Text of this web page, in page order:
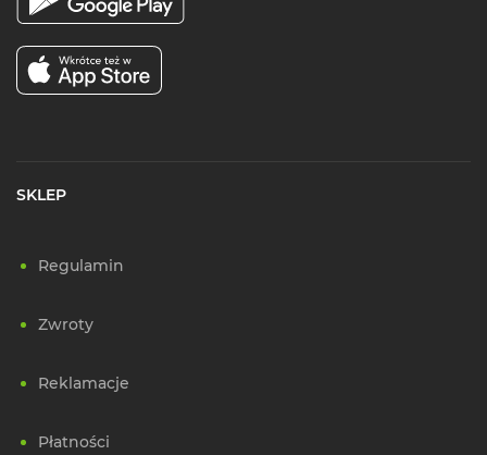
SKLEP
Regulamin
Zwroty
Reklamacje
Płatności